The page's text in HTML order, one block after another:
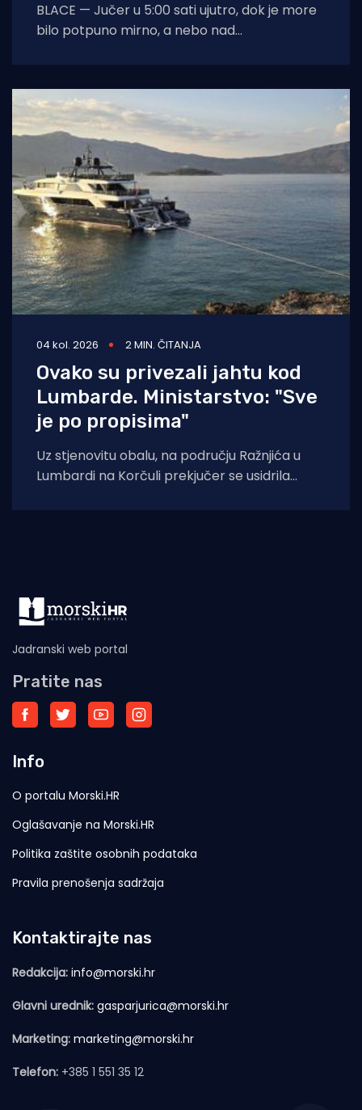
BLACE — Jučer u 5:00 sati ujutro, dok je more
bilo potpuno mirno, a nebo nad
04 kol. 2026 2 MIN. ČITANJA
Ovako su privezali jahtu kod
Lumbarde. Ministarstvo: "Sve
je po propisima"
Uz stjenovitu obalu, na području Ražnjića u
Lumbardi na Korčuli prekjučer se usidrila
Jadranski web portal
Pratite nas
Info
O portalu Morski.HR
Oglašavanje na Morski.HR
Politika zaštite osobnih podataka
Pravila prenošenja sadržaja
Kontaktirajte nas
Redakcija: info@morski.hr
Glavni urednik: gasparjurica@morski.hr
Marketing: marketing@morski.hr
Telefon: +385 1 551 35 12